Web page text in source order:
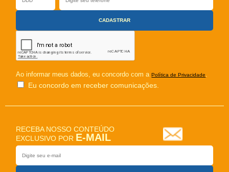
Ao informar meus dados, eu concordo com aPolítica de Privacidade.
Eu concordo em receber comunicações.
RECEBA NOSSO CONTEÚDO
EXCLUSIVO POR E-MAIL